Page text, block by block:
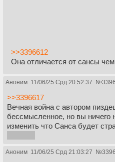
>>3396612
Она отличается от сансы
Аноним 11/06/25 Срд 20:52:37 №
>>3396617
Вечная война с автором
бессмысленное, но вы ничего
изменить что Санса будет
Аноним 11/06/25 Срд 21:03:27 №